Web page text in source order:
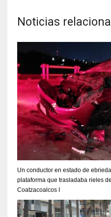
Noticias
Un conductor en estado de
plataforma que trasladaba rieles
Coatzacoalcos I